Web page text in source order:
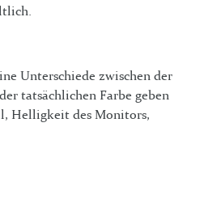
Unterschiede zwischen der
tatsächlichen Farbe geben
Helligkeit des Monitors,